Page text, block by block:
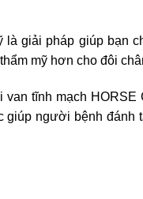
là giải pháp giúp bạn
mỹ hơn cho đôi
tĩnh mạch HORSE
người bệnh đánh